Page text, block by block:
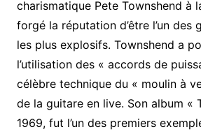
charismatique Pete Townshend à
forgé la réputation d’être l’un des
les plus explosifs. Townshend a
l’utilisation des « accords de
célèbre technique du « moulin à
de la guitare en live. Son album «
1969, fut l’un des premiers